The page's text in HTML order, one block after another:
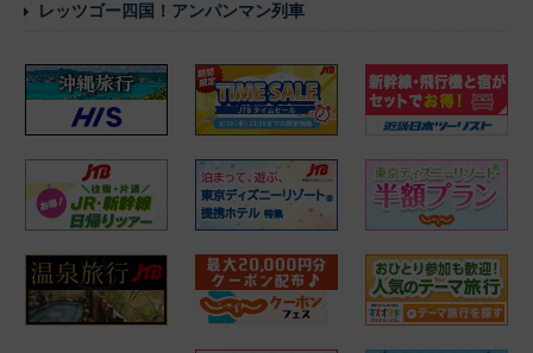
レッツゴー四国！アンパンマン列車